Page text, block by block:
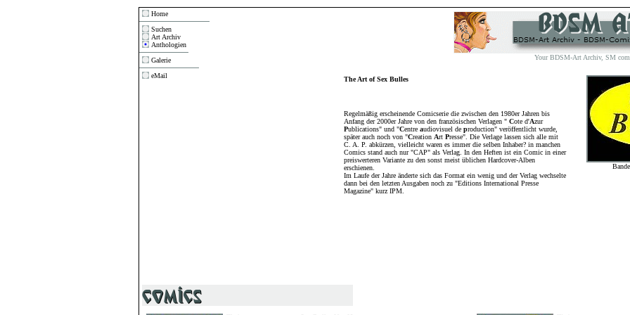
Home
Suchen
Art Archiv
Anthologien
Galerie
eMail
Your BDSM-Art Archiv, SM
The Art of Sex Bulles
Regelmäßig erscheinende Comicserie die zwischen den 1980er Jahren bis
Anfang der 2000er Jahre von den französischen Verlagen " Cote d'Azur
Publications" und "Centre audiovisuel de production" veröffentlicht wurde,
später auch noch von "Creation Art Presse". Die Verlage lassen sich alle mit
C. A. P. abkürzen, vielleicht waren es immer die selben Inhaber? in manchen
Comics stand auch nur "CAP" als Verlag. In den Heften ist ein Comic in einer
preiswerteren Variante zu den sonst meist üblichen Hardcover-Alben
erschienen.
Im Laufe der Jahre änderte sich das Format ein wenig und der Verlag wechselte
dann bei den letzten Ausgaben noch zu "Editions International Presse
Magazine" kurz IPM.